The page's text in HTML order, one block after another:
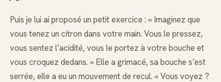
Puis je lui ai proposé un petit exercice : « Imaginez que
vous tenez un citron dans votre main. Vous le pressez,
vous sentez l’acidité, vous le portez à votre bouche et
vous croquez dedans. » Elle a grimacé, sa bouche s’est
serrée, elle a eu un mouvement de recul. « Vous voyez ?